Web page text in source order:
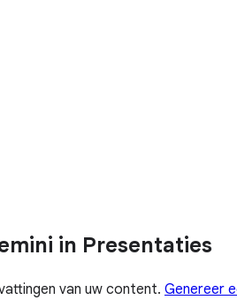
in Presentaties
van uw content. Genereer